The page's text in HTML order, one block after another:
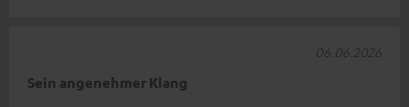
Sein angenehmer Klang
06.06.2026